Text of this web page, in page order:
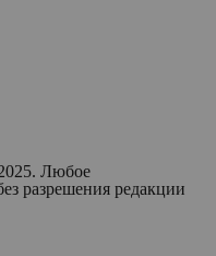
Любое
разрешения редакции